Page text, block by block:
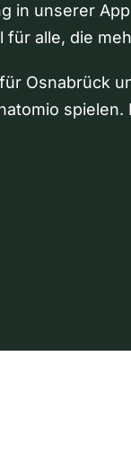
in unserer
für alle, die
Osnabrück